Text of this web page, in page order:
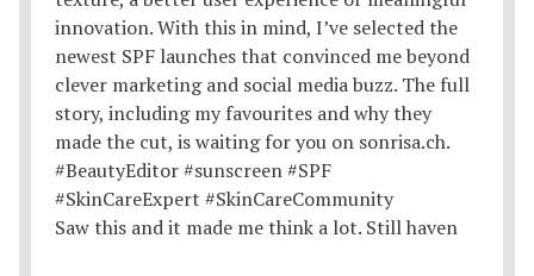
Saw this and it made me think a lot. Still haven